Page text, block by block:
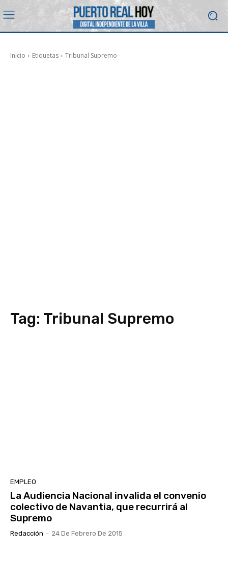
Inicio Etiquetas Tribunal Supremo
Tag: Tribunal Supremo
EMPLEO
La Audiencia Nacional invalida el convenio
colectivo de Navantia, que recurrirá al
Supremo
Redacción - 24 De Febrero De 2015